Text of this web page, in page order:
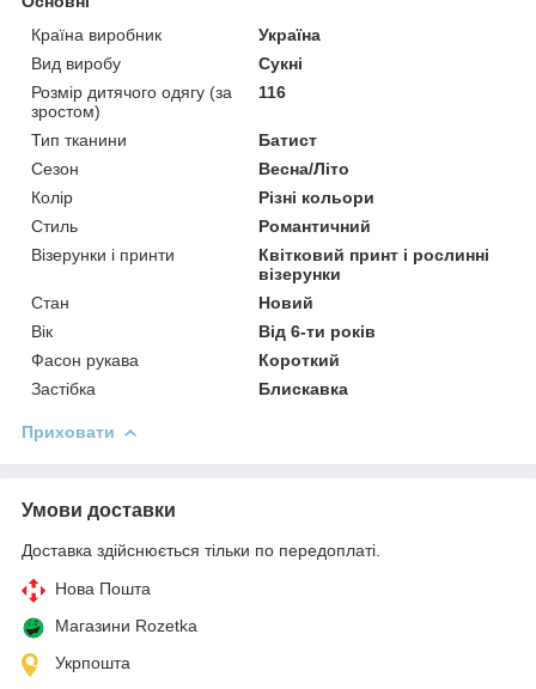
Країна виробник
Україна
Вид виробу
Сукні
Розмір дитячого одягу (за
зростом)
116
Тип тканини
Батист
Сезон
Весна/Літо
Колір
Різні кольори
Стиль
Романтичний
Візерунки і принти
Квітковий принт і рослинні
візерунки
Стан
Новий
Вік
Від 6-ти років
Фасон рукава
Короткий
Застібка
Блискавка
Приховати
Умови доставки
Доставка здійснюється тільки по передоплаті.
Нова Пошта
Магазини Rozetka
Укрпошта